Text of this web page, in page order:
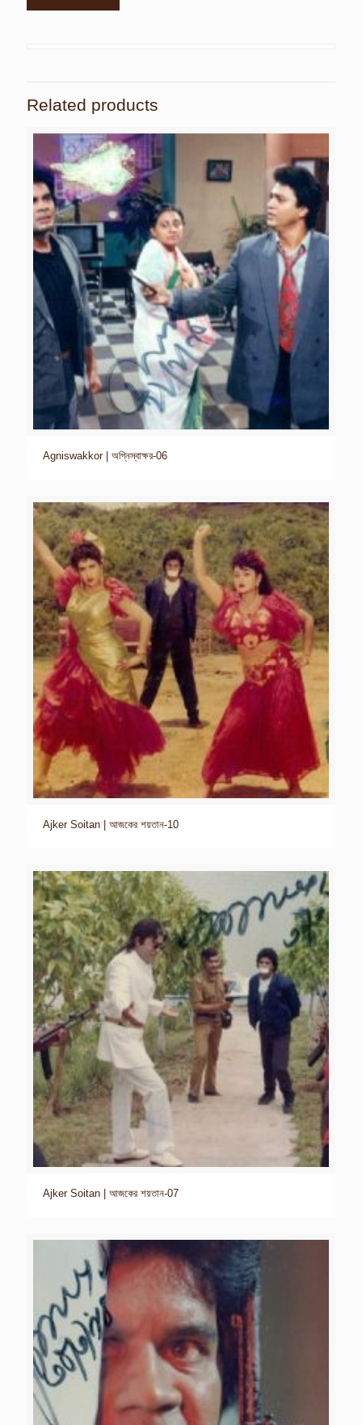
Related products
Agniswakkor | অগ্নিস্বাক্ষর-06
Ajker Soitan | আজকের শয়তান-10
Ajker Soitan | আজকের শয়তান-07